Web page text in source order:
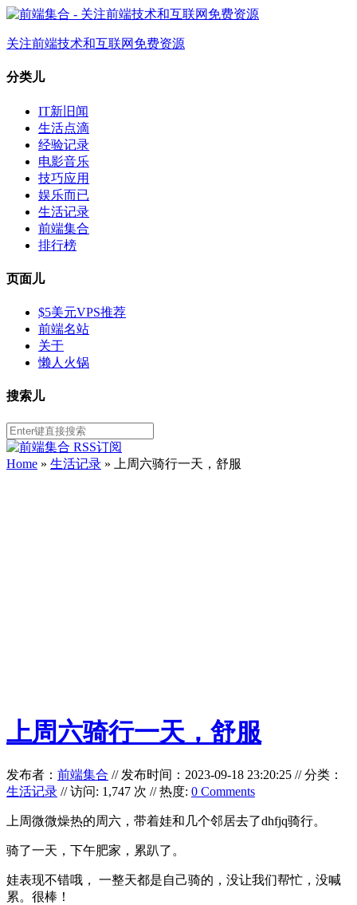
关注前端技术和互联网免费资源
分类儿
IT新旧闻
生活点滴
经验记录
电影音乐
技巧应用
娱乐而已
生活记录
前端集合
排行榜
页面儿
$5美元VPS推荐
前端名站
关于
懒人火锅
搜索儿
Home » 生活记录 » 上周六骑行一天，舒服
上周六骑行一天，舒服
发布者： 前端集合 //发布时间：2023-09-18 23:20:25 //分类：
生活记录 // 访问: 1,747 次 // 热度: 0 Comments
上周微微燥热的周六，带着娃和几个邻居去了dhfjq骑行。
骑了一天，下午肥家，累趴了。
娃表现不错哦， 一整天都是自己骑的，没让我们帮忙，没喊
累。很棒！